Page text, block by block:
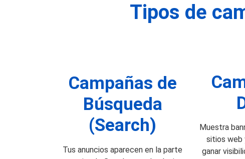
Tipos de
Campañas de
Búsqueda
(Search)
Tus anuncios aparecen en la parte
Muestra
sitios web
ganar